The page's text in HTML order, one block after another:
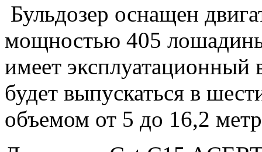
Бульдозер оснащен
мощностью 405
имеет эксплуатационный
будет выпускаться в
объемом от 5 до 16,2